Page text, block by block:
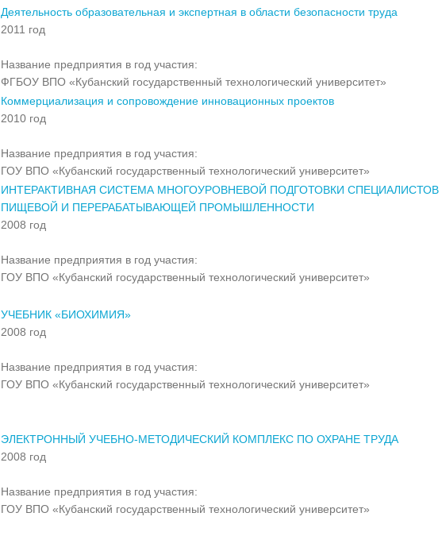
Деятельность образовательная и экспертная в области безопасности труда
2011 год
Название предприятия в год участия:
ФГБОУ ВПО «Кубанский государственный технологический университет»
Коммерциализация и сопровождение инновационных проектов
2010 год
Название предприятия в год участия:
ГОУ ВПО «Кубанский государственный технологический университет»
ИНТЕРАКТИВНАЯ СИСТЕМА МНОГОУРОВНЕВОЙ ПОДГОТОВКИ СПЕЦИАЛИСТОВ
ПИЩЕВОЙ И ПЕРЕРАБАТЫВАЮЩЕЙ ПРОМЫШЛЕННОСТИ
2008 год
Название предприятия в год участия:
ГОУ ВПО «Кубанский государственный технологический университет»
УЧЕБНИК «БИОХИМИЯ»
2008 год
Название предприятия в год участия:
ГОУ ВПО «Кубанский государственный технологический университет»
ЭЛЕКТРОННЫЙ УЧЕБНО-МЕТОДИЧЕСКИЙ КОМПЛЕКС ПО ОХРАНЕ ТРУДА
2008 год
Название предприятия в год участия:
ГОУ ВПО «Кубанский государственный технологический университет»